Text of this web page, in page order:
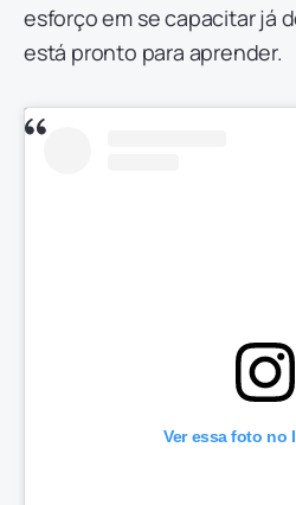
esforço em se capacitar já
está pronto para aprender.
Ver essa foto no